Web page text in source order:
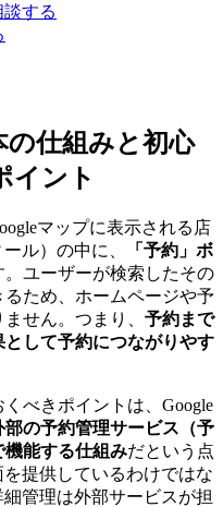
する
の仕組みと初心
イント
マップに表示される店
ル）の中に、
「予約」ボ
。ユーザーが検索したその
ため、ホームページや予
せん。つまり、 予約まで
して予約につながりやす
べきポイントは、Google
部の予約管理サービス（予
能する仕組みだという点
提供しているわけではな
管理は外部サービスが担